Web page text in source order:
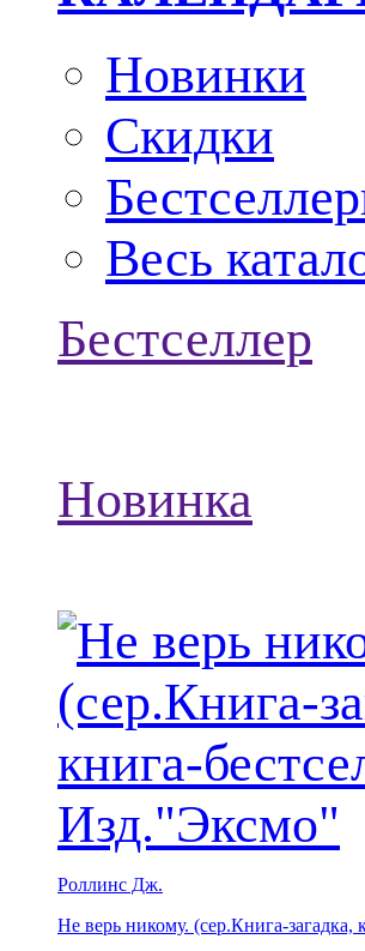
Новинки
Скидки
Весь
Бестселлер
Новинка
Роллинс Дж.
Не верь никому. (сер.Книга-